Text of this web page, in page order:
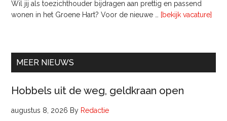
Wil jij als toezichthouder bijdragen aan prettig en passend
wonen in het Groene Hart? Voor de nieuwe …
[bekijk vacature]
MEER NIEUWS
Hobbels uit de weg, geldkraan open
augustus 8, 2026 By Redactie